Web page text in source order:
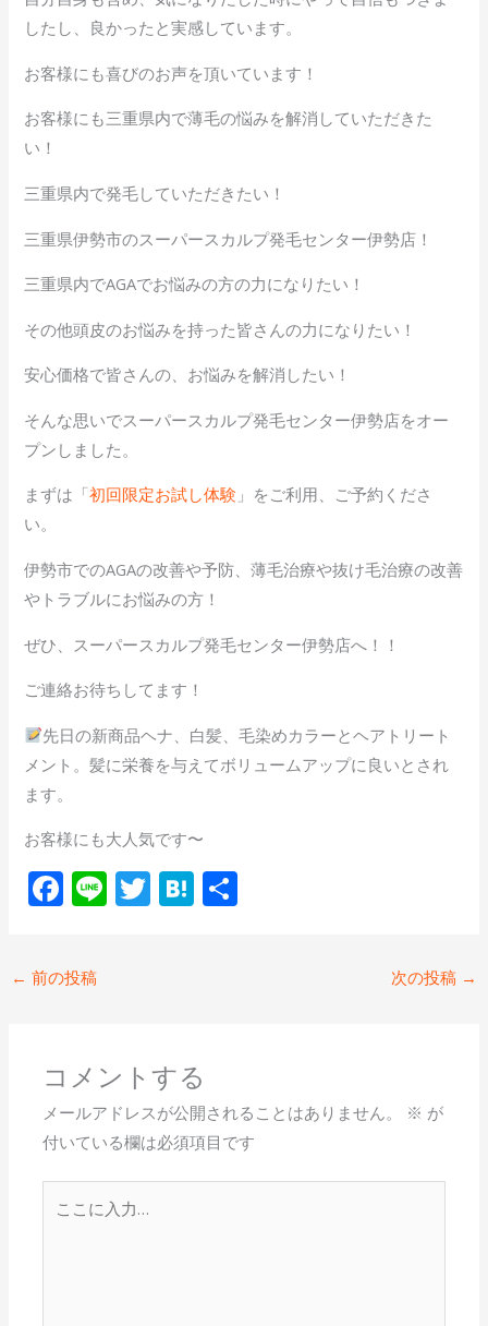
したし、良かったと実感しています。
お客様にも喜びのお声を頂いています！
お客様にも三重県内で薄毛の悩みを解消していただきた
い！
三重県内で発毛していただきたい！
三重県伊勢市のスーパースカルプ発毛センター伊勢店！
三重県内でAGAでお悩みの方の力になりたい！
その他頭皮のお悩みを持った皆さんの力になりたい！
安心価格で皆さんの、お悩みを解消したい！
そんな思いでスーパースカルプ発毛センター伊勢店をオー
プンしました。
まずは「初回限定お試し体験 」をご利用、ご予約くださ
い。
伊勢市でのAGAの改善や予防、薄毛治療や抜け毛治療の改善
やトラブルにお悩みの方！
ぜひ、スーパースカルプ発毛センター伊勢店へ！！
ご連絡お待ちしてます！
先日の新商品ヘナ、白髪、毛染めカラーとヘアトリート
メント。髪に栄養を与えてボリュームアップに良いとされ
ます。
お客様にも大人気です〜
F
e
b
o
k
Li T H
← 前の投稿 次の投稿 →
コメントする
メールアドレスが公開されることはありません。 ※ が
付いている欄は必須項目です